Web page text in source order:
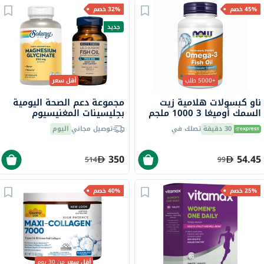
45% خصم
+5000 طلب
ناو كبسولات هلامية زيت
السمك أوميغا 3 1000 ملجم
180 EPA / 120 DHA حزمة من
100 30 دقيقة تصلك في
54.45
99
32% خصم
جديد
أقل سعر
مجموعة دعم الصحة اليومية
بجليسينات المغنيسيوم
وأوميغا 3
توصيل مجاني اليوم
350
514
25% خصم 40% خصم